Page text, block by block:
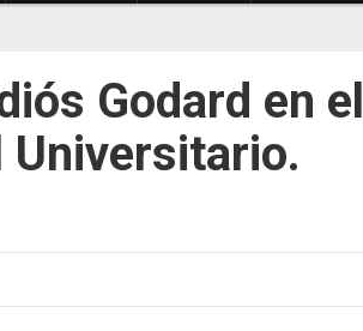
Godard en el
Universitario.